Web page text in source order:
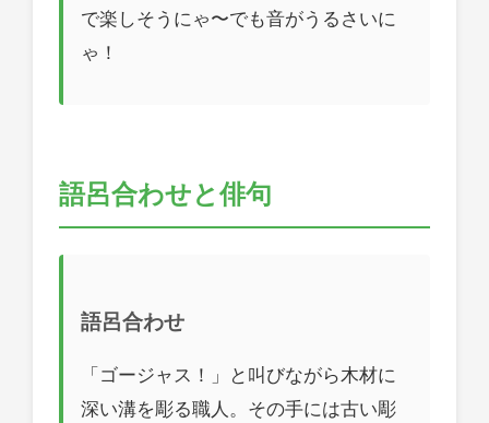
で楽しそうにゃ〜でも音がうるさいに
ゃ！
語呂合わせと俳句
語呂合わせ
「ゴージャス！」と叫びながら木材に
深い溝を彫る職人。その手には古い彫